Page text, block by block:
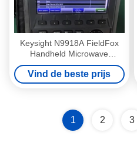
Keysight N9918A FieldFox
Handheld Microwave
Combination Analyzer met
26,5 GHz Frequency en
Draagbaar Rackmount
Vind de beste prijs
1 2 3